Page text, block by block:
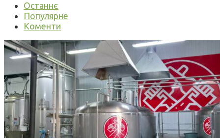
Останнє
Популярне
Коменти